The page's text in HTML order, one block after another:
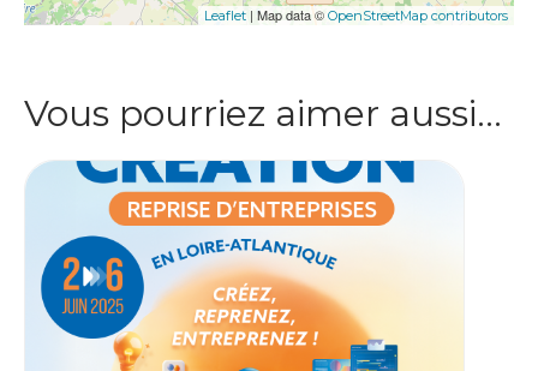
Leaflet | Map data © OpenStreetMap contributors
Vous pourriez aimer aussi…